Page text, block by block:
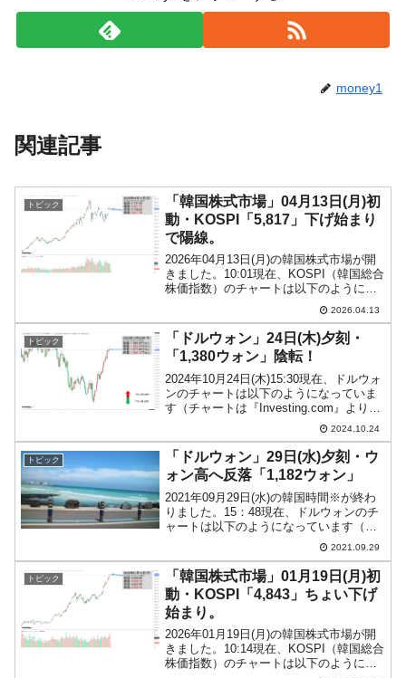
money1
関連記事
トピック
「韓国株式市場」04月13日(月)初
動・KOSPI「5,817」下げ始まり
で陽線。
2026年04月13日(月)の韓国株式市場が開
きました。10:01現在、KOSPI（韓国総合
株価指数）のチャートは以下のようにな
『Investing.com』より引用）。下げて始
まりましたが、現在のところ陽線です。
KO...
2026.04.13
トピック
「ドルウォン」24日(木)夕刻・
「1,380ウォン」陰転！
2024年10月24日(木)15:30現在、ドルウォ
ンのチャートは以下のようになっていま
す（チャートは『Investing.com』より引
用）。残念ながら陰転しました。現在の
ところ「1ドル＝1,380ウォン」近辺の攻
防となっています。ローソ...
2024.10.24
トピック
「ドルウォン」29日(水)夕刻・ウ
ォン高へ反落「1,182ウォン」
2021年09月29日(水)の韓国時間※が終わ
りました。15：48現在、ドルウォンのチ
ャートは以下のようになっています（チ
ャートは『Investing.com』より引用）。
陰線が長くなりました。ウォン高方向へ
向かっており、現在のところ「1ド...
2021.09.29
トピック
「韓国株式市場」01月19日(月)初
動・KOSPI「4,843」ちょい下げ
始まり。
2026年01月19日(月)の韓国株式市場が開
きました。10:14現在、KOSPI（韓国総合
株価指数）のチャートは以下のようにな